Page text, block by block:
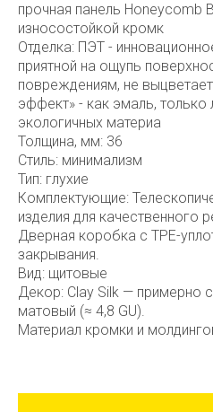
прочная панель
износостойкой кромк
Отделка: ПЭТ -
приятной на ощупь
повреждениям, не
эффект» - как эмаль,
экологичных материа
Толщина, мм: 36
Стиль: минимализм
Тип: глухие
Комплектующие:
изделия для качественного
Дверная коробка с TPE-
закрывания.
Вид: щитовые
Декор: Clay Silk — примерно
матовый (≈ 4,8 GU).
Материал кромки и